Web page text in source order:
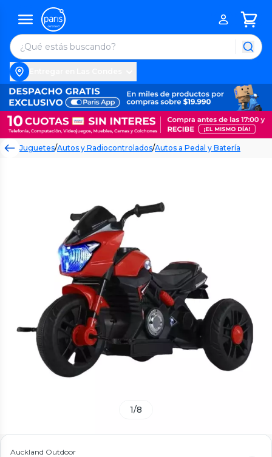
Juguetes/Autos y Radiocontrolados/Autos a Pedal y Batería
1/8
Auckland Outdoor